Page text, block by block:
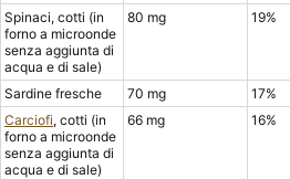
Spinaci, cotti (in
forno a microonde
senza aggiunta di
acqua e di sale)
80 mg 19%
Sardine fresche 70 mg 17%
Carciofi, cotti (in
forno a microonde
senza aggiunta di
acqua e di sale)
66 mg 16%